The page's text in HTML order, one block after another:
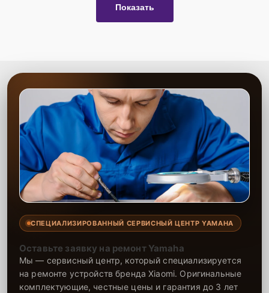
Показать
СПЕЦИАЛИЗИРОВАННЫЙ СЕРВИСНЫЙ ЦЕНТР YAMAHA
Оставьте заявку на ремонт Yamaha
Мы — сервисный центр, который специализируется
на ремонте устройств бренда Xiaomi. Оригинальные
комплектующие, честные цены и гарантия до 3 лет